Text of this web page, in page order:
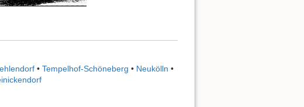
• Tempelhof-Schöneberg • Neukölln •